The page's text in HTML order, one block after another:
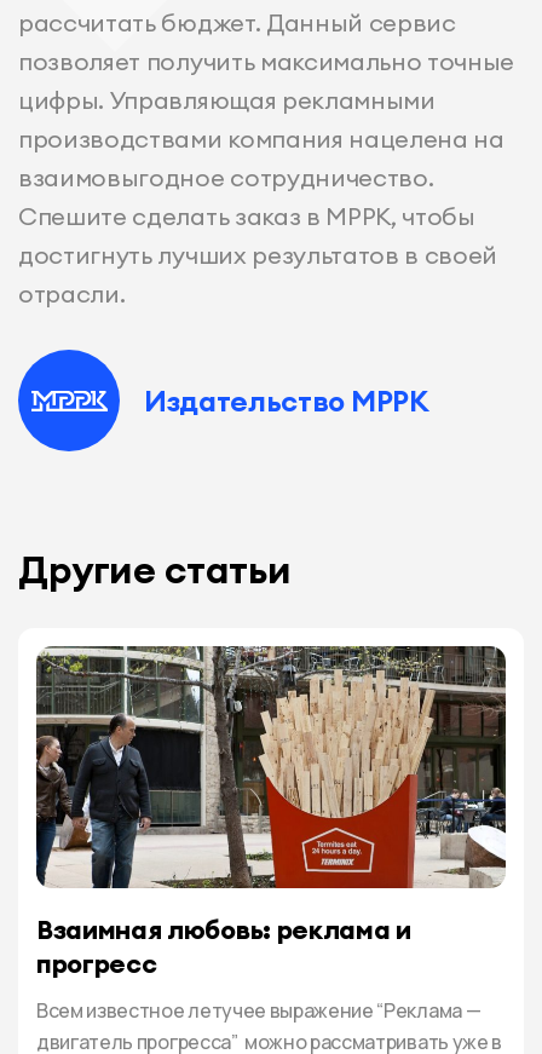
рассчитать бюджет. Данный сервис
позволяет получить максимально точные
цифры. Управляющая рекламными
производствами компания нацелена на
взаимовыгодное сотрудничество.
Спешите сделать заказ в МРРК, чтобы
достигнуть лучших результатов в своей
отрасли.
Издательство МРРК
Другие статьи
Взаимная любовь: реклама и
прогресс
Всем известное летучее выражение “Реклама —
двигатель прогресса” можно рассматривать уже в